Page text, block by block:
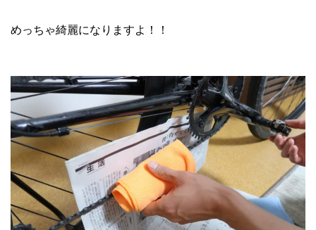
めっちゃ綺麗になりますよ！！